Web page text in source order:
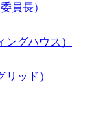
員長）
グハウス）
ッド）